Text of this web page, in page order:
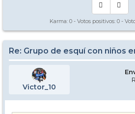
Karma: 0 - Votos positivos: 0 -
Re: Grupo de esquí con niños
Victor_10